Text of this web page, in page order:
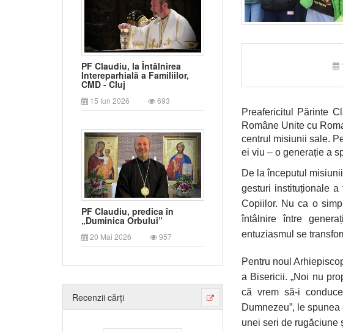
PF Claudiu, la Întâlnirea
Intereparhială a Familiilor,
CMD - Cluj
15 Iun 2026 693
PF Claudiu, predica în
„Duminica Orbului”
20 Mai 2026 957
Recenzii cărți
Preafericitul Părinte
Române Unite cu
centrul misiunii sale.
ei viu – o generație a
De la începutul
gesturi instituționale
Copiilor. Nu ca o
întâlnire între
entuziasmul se
Pentru noul
a Bisericii. „Noi nu
că vrem să-i
Dumnezeu”, le
unei seri de rugăciune